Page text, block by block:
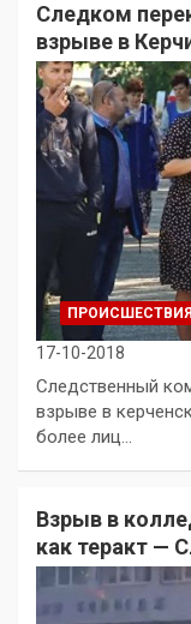
Следком
взрыве в
ПРОИСШЕСТВИЯ
17-10-2018
Следственный
взрыве в
более лиц…
Взрыв в
как теракт —